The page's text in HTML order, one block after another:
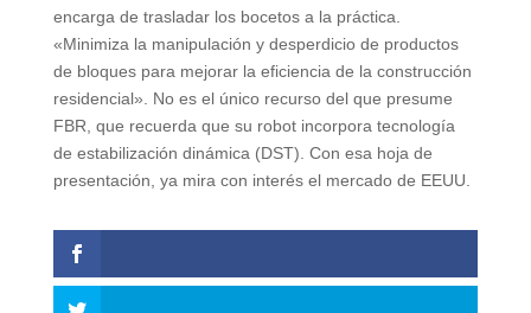
encarga de trasladar los bocetos a la práctica.
«Minimiza la manipulación y desperdicio de productos
de bloques para mejorar la eficiencia de la construcción
residencial». No es el único recurso del que presume
FBR, que recuerda que su robot incorpora tecnología
de estabilización dinámica (DST). Con esa hoja de
presentación, ya mira con interés el mercado de EEUU.